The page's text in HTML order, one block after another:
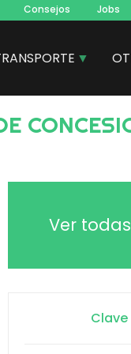
Consejos Jobs
Ver